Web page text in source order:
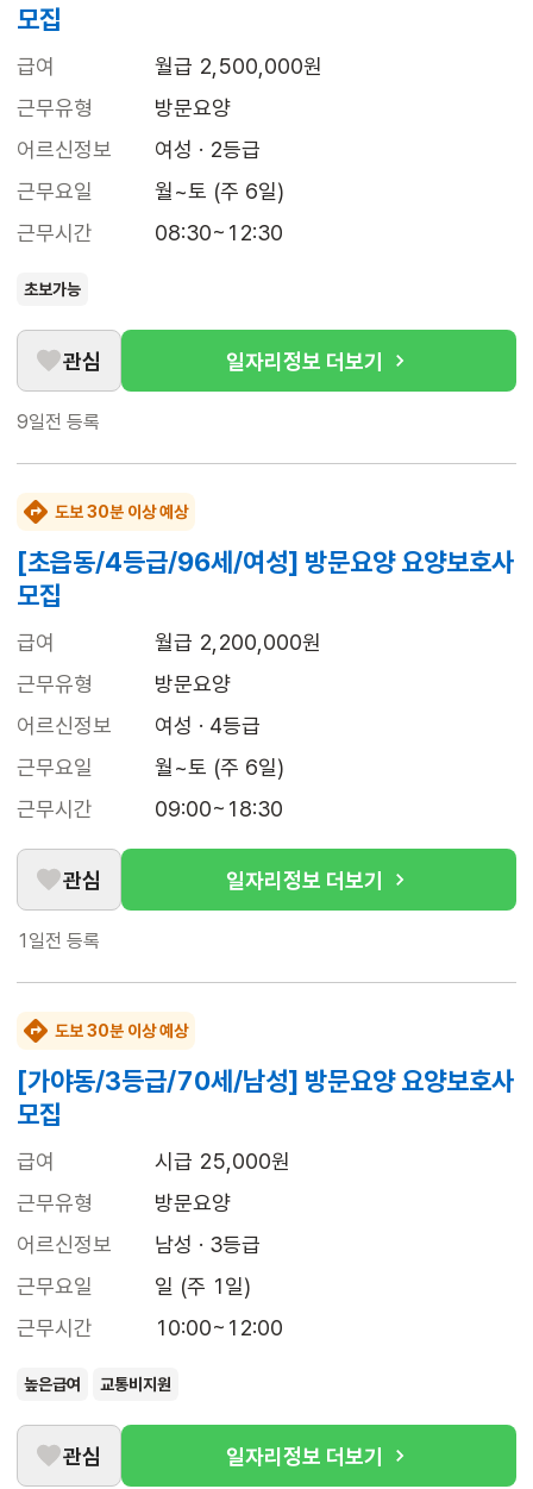
모집
급여
월급 2,500,000원
근무유형
방문요양
어르신정보
여성 · 2등급
근무요일
월~토 (주 6일)
근무시간
08:30~12:30
초보가능
관심 일자리정보 더보기
9일전 등록
도보 30분 이상 예상
[초읍동/4등급/96세/여성] 방문요양 요양보호사
모집
급여
월급 2,200,000원
근무유형
방문요양
어르신정보
여성 · 4등급
근무요일
월~토 (주 6일)
근무시간
09:00~18:30
관심 일자리정보 더보기
1일전 등록
도보 30분 이상 예상
[가야동/3등급/70세/남성] 방문요양 요양보호사
모집
급여
시급 25,000원
근무유형
방문요양
어르신정보
남성 · 3등급
근무요일
일 (주 1일)
근무시간
10:00~12:00
높은급여 교통비지원
관심 일자리정보 더보기